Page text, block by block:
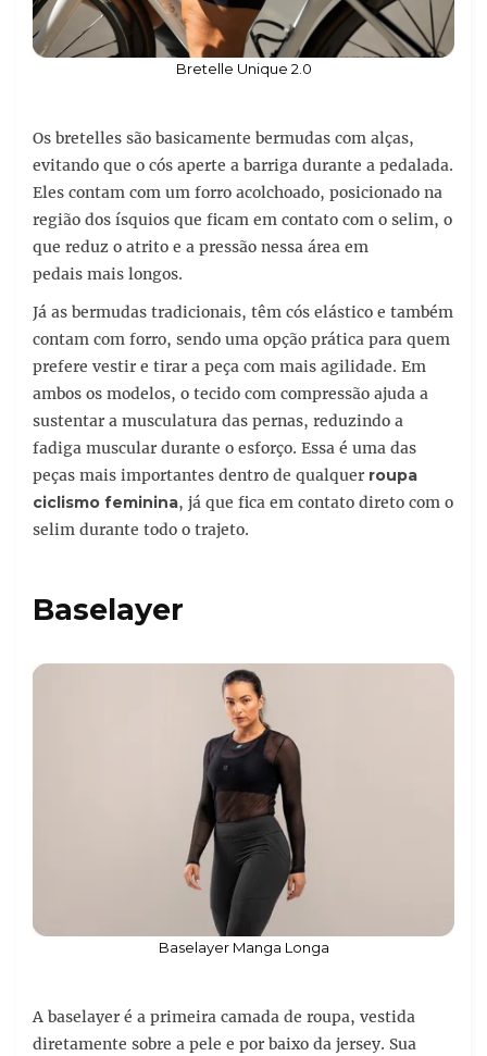
Bretelle Unique 2.0
Os bretelles são basicamente bermudas com alças,
evitando que o cós aperte a barriga durante a pedalada.
Eles contam com um forro acolchoado, posicionado na
região dos ísquios que ficam em contato com o selim, o
que reduz o atrito e a pressão nessa área em
pedais mais longos.
Já as bermudas tradicionais, têm cós elástico e também
contam com forro, sendo uma opção prática para quem
prefere vestir e tirar a peça com mais agilidade. Em
ambos os modelos, o tecido com compressão ajuda a
sustentar a musculatura das pernas, reduzindo a
fadiga muscular durante o esforço. Essa é uma das
peças mais importantes dentro de qualquer roupa
ciclismo feminina, já que fica em contato direto com o
selim durante todo o trajeto.
Baselayer
Baselayer Manga Longa
A baselayer é a primeira camada de roupa, vestida
diretamente sobre a pele e por baixo da jersey. Sua